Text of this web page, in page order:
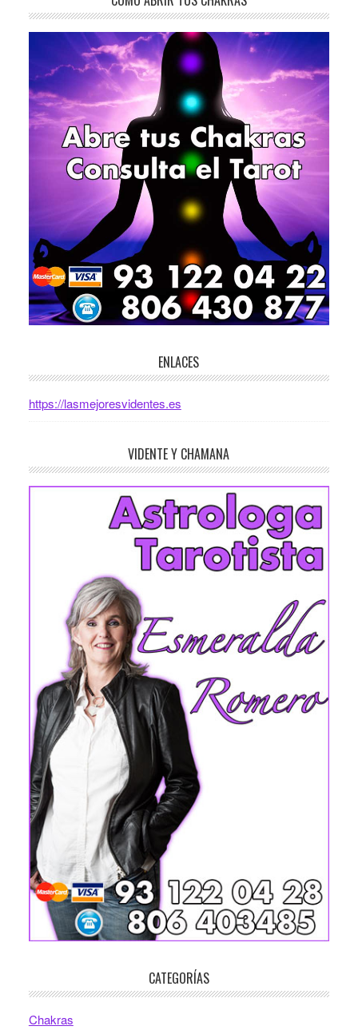
ENLACES
https://lasmejoresvidentes.es
VIDENTE Y CHAMANA
CATEGORÍAS
Chakras